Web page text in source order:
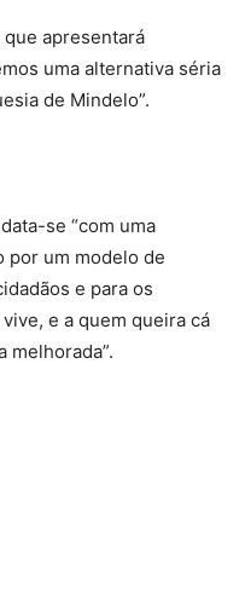
apresentará
uma alternativa séria
de Mindelo”.
se “com uma
por um modelo de
e para os
e a quem queira cá
melhorada”.